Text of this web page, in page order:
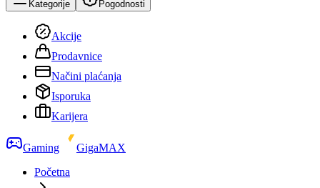
Kategorije Pogodnosti
Akcije
Prodavnice
Načini plaćanja
Isporuka
Karijera
Gaming
GigaMAX
Početna